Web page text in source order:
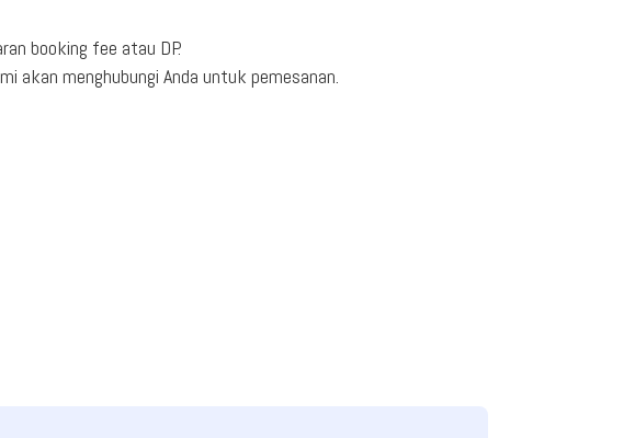
booking fee atau DP.
akan menghubungi Anda untuk pemesanan.